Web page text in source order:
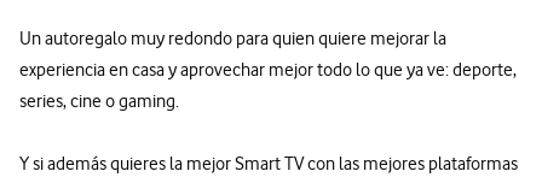
Un autoregalo muy redondo para quien quiere mejorar la
experiencia en casa y aprovechar mejor todo lo que ya ve: deporte,
series, cine o gaming.
Y si además quieres la mejor Smart TV con las mejores plataformas